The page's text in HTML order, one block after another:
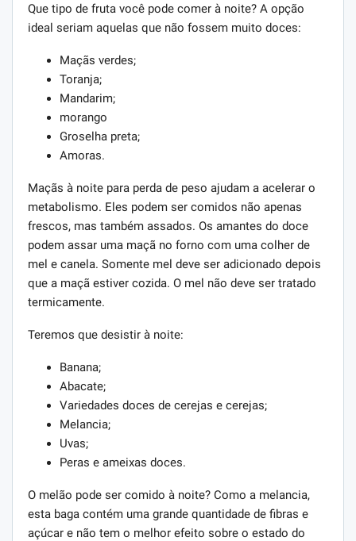
Que tipo de fruta você pode comer à noite? A opção
ideal seriam aquelas que não fossem muito doces:
Maçãs verdes;
Toranja;
Mandarim;
morango
Groselha preta;
Amoras.
Maçãs à noite para perda de peso ajudam a acelerar o
metabolismo. Eles podem ser comidos não apenas
frescos, mas também assados. Os amantes do doce
podem assar uma maçã no forno com uma colher de
mel e canela. Somente mel deve ser adicionado depois
que a maçã estiver cozida. O mel não deve ser tratado
termicamente.
Teremos que desistir à noite:
Banana;
Abacate;
Variedades doces de cerejas e cerejas;
Melancia;
Uvas;
Peras e ameixas doces.
O melão pode ser comido à noite? Como a melancia,
esta baga contém uma grande quantidade de fibras e
açúcar e não tem o melhor efeito sobre o estado do